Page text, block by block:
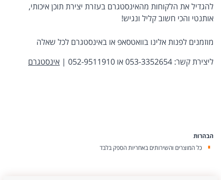
להגדיל את הלקוחות מהאינסטגרם בעזרת יצירת תוכן איכותי,
אותנטי והכי חשוב קליל ונגיש!
מוזמנים לפנות אלינו בוואטסאפ או באינסטגרם לכל שאלה
ליצירת קשר: 053-3352654 או 052-9511910 |
אינסטגרם
הבהרות
כל המוצרים והשירותים באחריות הספק בלבד